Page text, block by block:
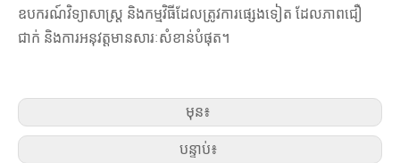
ឧបករណ៍វិទ្យាសាស្ត្រ និងកម្មវិធីដែលត្រូវការផ្សេងទៀត ដែលភាពជឿ
ជាក់ និងការអនុវត្តមានសារៈសំខាន់បំផុត។
មុន៖
បន្ទាប់៖